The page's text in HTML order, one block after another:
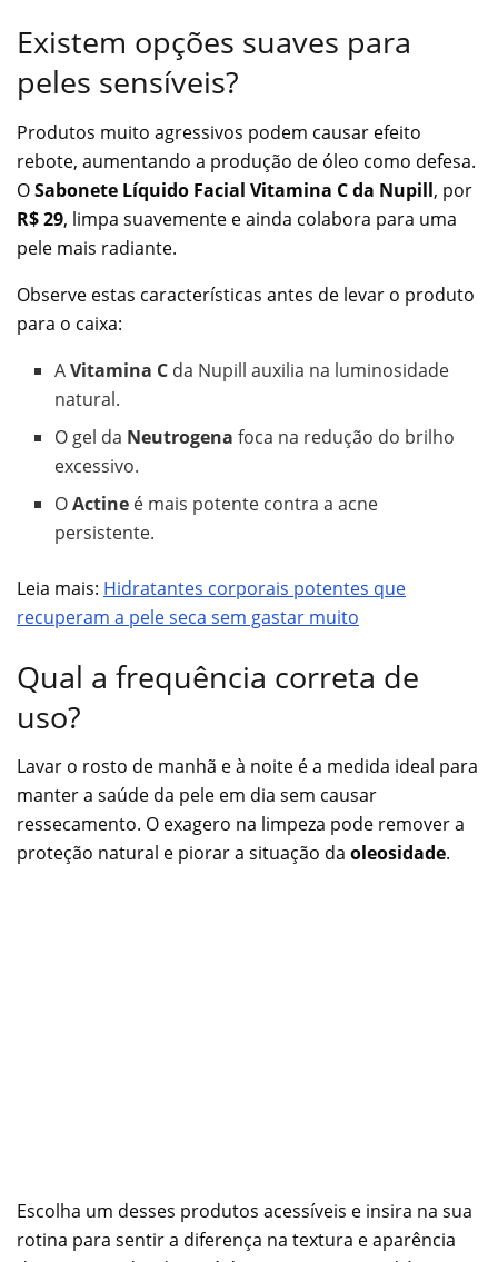
Existem opções suaves para
peles sensíveis?
Produtos muito agressivos podem causar efeito
rebote, aumentando a produção de óleo como defesa.
OSabonete Líquido Facial Vitamina C da Nupill, por
R$ 29, limpa suavemente e ainda colabora para uma
pele mais radiante.
Observe estas características antes de levar o produto
para o caixa:
AVitamina C da Nupill auxilia na luminosidade
natural.
O gel da Neutrogena foca na redução do brilho
excessivo.
OActine é mais potente contra a acne
persistente.
Leia mais: Hidratantes corporais potentes que
recuperam a pele seca sem gastar muito
Qual a frequência correta de
uso?
Lavar o rosto de manhã e à noite é a medida ideal para
manter a saúde da pele em dia sem causar
ressecamento. O exagero na limpeza pode remover a
proteção natural e piorar a situação da oleosidade.
Escolha um desses produtos acessíveis e insira na sua
rotina para sentir a diferença na textura e aparência